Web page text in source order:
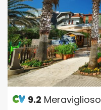
9.2 Meraviglioso